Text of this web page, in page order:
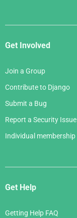
Get Involved
Join a Group
Contribute to Django
Submit a Bug
Report a Security Issue
Individual membership
Get Help
Getting Help FAQ